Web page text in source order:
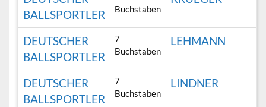
BALLSPORTLER
Buchstaben
DEUTSCHER
BALLSPORTLER
7
Buchstaben
LEHMANN
DEUTSCHER
BALLSPORTLER
7
Buchstaben
LINDNER